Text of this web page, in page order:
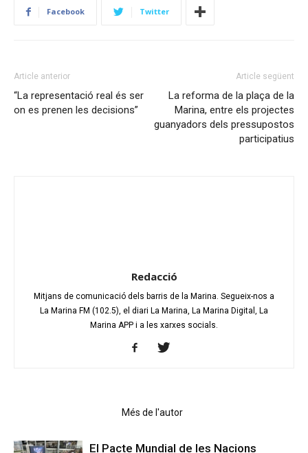
Facebook Twitter
Article anterior
“La representació real és ser
on es prenen les decisions”
Article següent
La reforma de la plaça de la
Marina, entre els projectes
guanyadors dels pressupostos
participatius
Redacció
Mitjans de comunicació dels barris de la Marina. Segueix-nos a
La Marina FM (102.5), el diari La Marina, La Marina Digital, La
Marina APP i a les xarxes socials.
Més de l'autor
El Pacte Mundial de les Nacions